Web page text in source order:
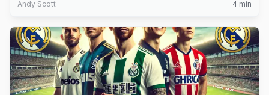
Andy Scott
4 min